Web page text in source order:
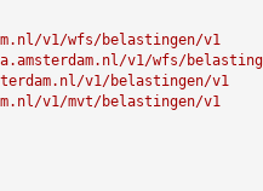
v1/wfs/belastingen/v1
v1/wfs/
v1/belastingen/v1
v1/mvt/belastingen/v1